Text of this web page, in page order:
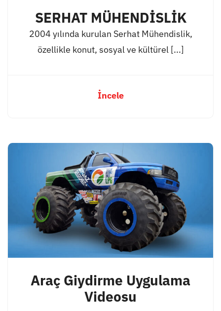
SERHAT MÜHENDİSLİK
2004 yılında kurulan Serhat Mühendislik,
özellikle konut, sosyal ve kültürel [...]
İncele
Araç Giydirme Uygulama
Videosu